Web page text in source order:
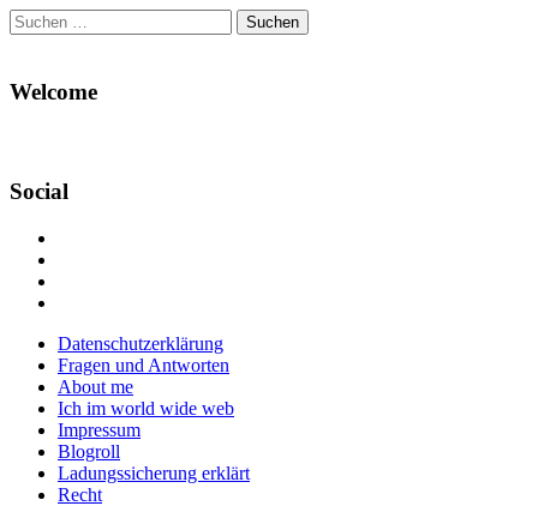
Suchen
nach:
Welcome
Social
Facebook
anzeigen
Twitter
anzeigen
auf
Instagram
anzeigen
Main
menu
Skip
content
Datenschutzerklärung
Fragen und Antworten
About me
Ich im world wide web
Impressum
Blogroll
Ladungssicherung erklärt
Recht